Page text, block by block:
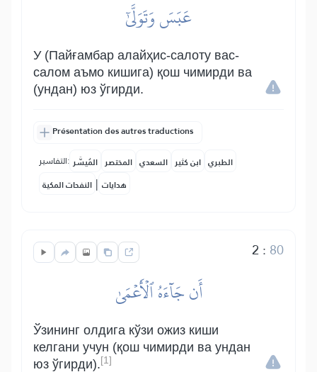
عَبَسَ وَتَوَلَّىٰٓ
У (Пайғамбар алайҳис-салоту вас-
салом аъмо кишига) қош чимирди ва
(ундан) юз ўгирди.
Présentation des autres traductions
التفاسير: المُيسَّر المختصر السعدي ابن كثير الطبري
النفحات المكية | هدايات
2 : 80
أَن جَآءَهُ ٱلۡأَعۡمَىٰ
Ўзининг олдига кўзи ожиз киши
келгани учун (қош чимирди ва ундан
юз ўгирди). [1]